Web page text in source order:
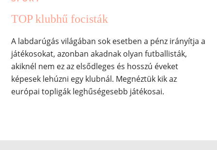
TOP klubhű focisták
A labdarúgás világában sok esetben a pénz irányítja a
játékosokat, azonban akadnak olyan futballisták,
akiknél nem ez az elsődleges és hosszú éveket
képesek lehúzni egy klubnál. Megnéztük kik az
európai topligák leghűségesebb játékosai.